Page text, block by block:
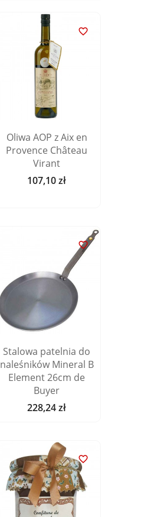

Oliwa AOP z Aix en
Provence Château
Virant
Cena
107,10 zł

Stalowa patelnia do
naleśników Mineral B
Element 26cm de
Buyer
Cena
228,24 zł
